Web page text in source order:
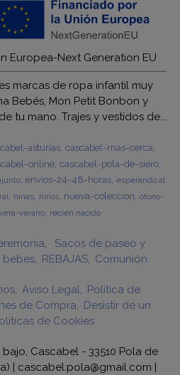
Europea-Next Generation EU
marcas de ropa infantil muy
Bebés, Mon Petit Bonbon y
tu mano. Trajes y vestidos de...
asturias cascabel-mas-cerca
online cascabel-pola-de-siero
envios-24-48-horas esperando al
ninas ninos nueva-coleccion otono-
verano recien nacido
Sacos de paseo y
bebes
REBAJAS Comunión
Aviso Legal
Política de
de Compra
Desistir de un
de Cookies
Cascabel - 33510 Pola de
| cascabel.pola@gmail.com |